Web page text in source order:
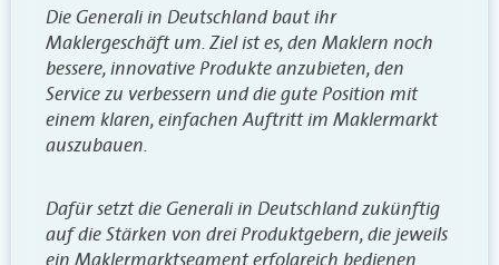
Die Generali in Deutschland baut ihr
Maklergeschäft um. Ziel ist es, den Maklern noch
bessere, innovative Produkte anzubieten, den
Service zu verbessern und die gute Position mit
einem klaren, einfachen Auftritt im Maklermarkt
auszubauen.
Dafür setzt die Generali in Deutschland zukünftig
auf die Stärken von drei Produktgebern, die jeweils